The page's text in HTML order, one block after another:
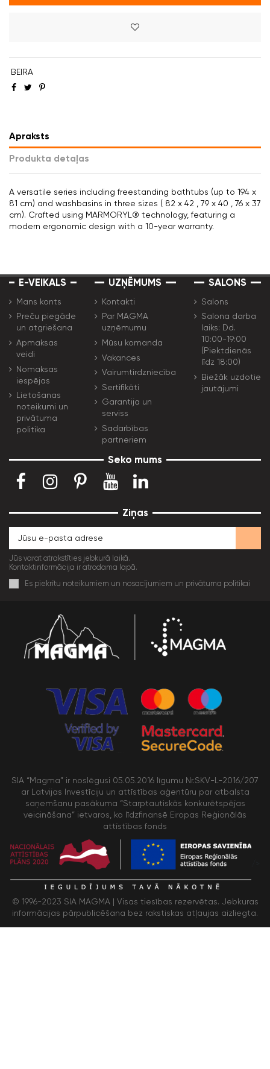
BEIRA
Apraksts
Produkta detaļas
A versatile series including freestanding bathtubs (up to 194 x
81 cm) and washbasins in three sizes ( 82 x 42 , 79 x 40 , 76 x 37
cm). Crafted using MARMORYL® technology, featuring a
modern ergonomic design with a 10-year warranty.
E-VEIKALS
Mans konts
Preču piegāde
un atgriešana
Apmaksas
veidi
Nomaksas
iespējas
Lietošanas
noteikumi un
privātuma
politika
UZŅĒMUMS
Kontakti
Par MAGMA
uzņēmumu
Mūsu komanda
Vakances
Vairumtirdzniecība
Sertifikāti
Garantija un
serviss
Sadarbības
partneriem
SALONS
Salons
Salona darba
laiks: Dd.
10:00-19:00
(Piektdienās
līdz 18:00)
Biežāk uzdotie
jautājumi
Seko mums
Ziņas
Jūs varat atrakstīties jebkurā laikā.
Kontaktinformācija ir atrodama lapā.
Es piekrītu noteikumiem un nosacījumiem un privātuma politikai
SIA “Magma” ir noslēgusi 05.05.2016 līgumu Nr.SKV-L-2016/207
ar Latvijas Investīciju un attīstības aģentūru par atbalsta
saņemšanu pasākuma “Starptautiskās konkurētspējas
veicināšana” ietvaros, ko līdzfinansē Eiropas Reģionālās
attīstības fonds
© 1996-2023 SIA MAGMA | Visas tiesības rezervētas. Jebkuras
informācijas pārpublicēšana bez rakstiskas atļaujas aizliegta.